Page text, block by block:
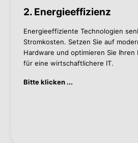
2. Energieeffizienz
Energieeffiziente Technologien
Stromkosten. Setzen Sie auf
Hardware und optimieren Sie Ihren
für eine wirtschaftlichere IT.
Bitte klicken ...
Kontaktieren Sie mich, wenn
Christian